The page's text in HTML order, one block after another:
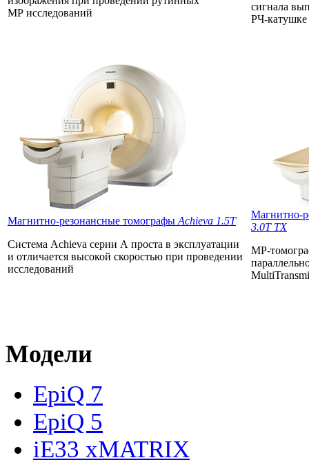
МР исследований
сигнала
РЧ-катушке
Магнитно-резонансные томографы Achieva 1.5T
Система Achieva серии А проста в эксплуатации
и отличается высокой скоростью при проведении
исследований
Магнитно-
3.0T TX
МР-
Модели
EpiQ 7
EpiQ 5
iE33 xMATRIX